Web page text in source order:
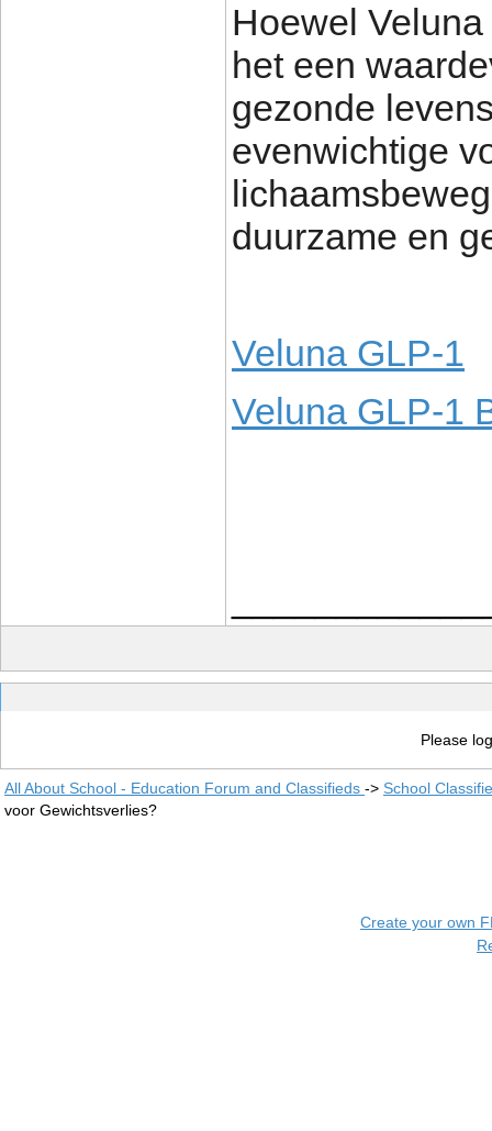
Hoewel
het een
gezonde
evenwichtige
duurzame en
Veluna GLP-1
Veluna GLP-1
Please
All About School - Education Forum and Classifieds -> School
voor Gewichtsverlies?
Create your own